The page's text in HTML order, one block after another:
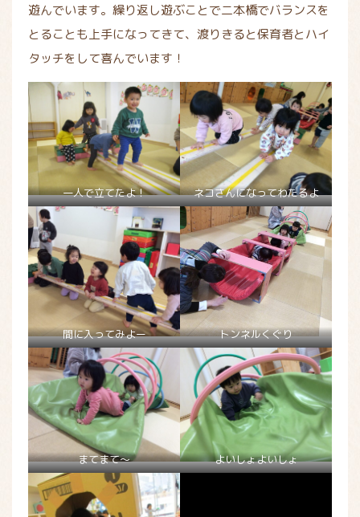
遊んでいます。繰り返し遊ぶことで二本橋でバランスを
とることも上手になってきて、渡りきると保育者とハイ
タッチをして喜んでいます！
一人で立てたよ！ ネコさんになってわたるよ
間に入ってみよー トンネルくぐり
まてまて～ よいしょよいしょ